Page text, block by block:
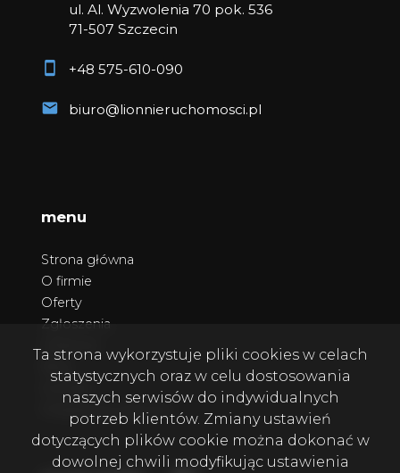
ul. Al. Wyzwolenia 70 pok. 536
71-507 Szczecin
+48 575-610-090
biuro@lionnieruchomosci.pl
menu
Strona główna
O firmie
Oferty
Zgłoszenia
Kontakt
Polityka prywatności
Ta strona wykorzystuje pliki cookies w celach
statystycznych oraz w celu dostosowania
naszych serwisów do indywidualnych
potrzeb klientów. Zmiany ustawień
dotyczących plików cookie można dokonać w
dowolnej chwili modyfikując ustawienia